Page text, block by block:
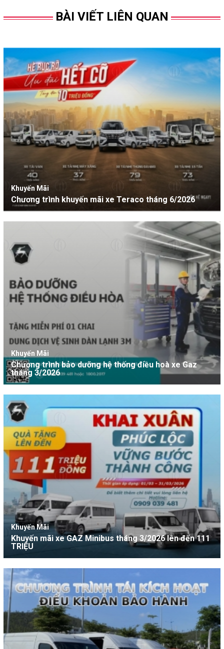
BÀI VIẾT LIÊN QUAN
Khuyến Mãi
Chương trình khuyến mãi xe Teraco tháng 6/2026
Khuyến Mãi
Chương trình bảo dưỡng hệ thống điều hoà xe Gaz
tháng 3/2026
Khuyến Mãi
Khuyến mãi xe GAZ Minibus tháng 3/2026 lên đến 111
TRIỆU